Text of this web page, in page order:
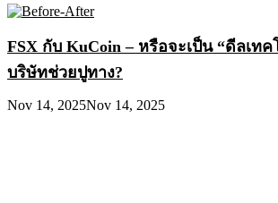
FSX กับ KuCoin – หรือจะเป็น “ดีลเทค
บริษัทช่วยปูทาง?
Nov 14, 2025Nov 14, 2025